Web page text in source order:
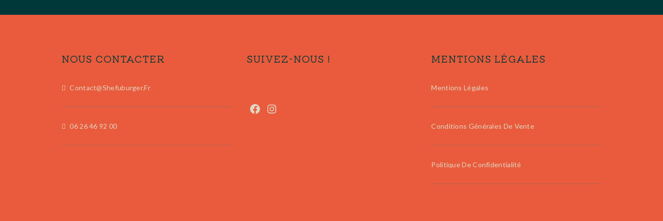
NOUS CONTACTER
Contact@shefuburger.fr
06 26 46 92 00
SUIVEZ-NOUS ! MENTIONS LÉGALES
Mentions Légales
Conditions Générales De Vente
Politique De Confidentialité